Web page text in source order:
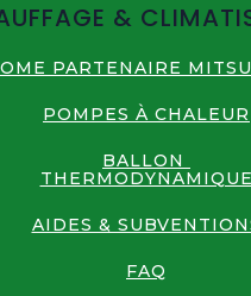
&
PARTENAIRE
POMPES À CHALEUR
BALLON
THERMODYNAMIQUE
AIDES &
FAQ